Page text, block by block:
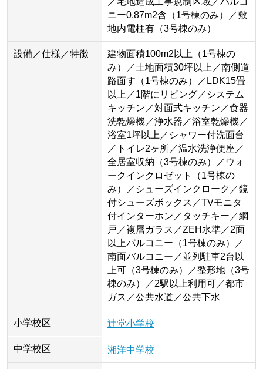
ニー0.87m2含（1号棟のみ）／敷
地内電柱有（3号棟のみ）
設備／仕様／特徴
建物面積100m2以上（1号棟の
み）／土地面積30坪以上／南側道
路面す（1号棟のみ）／LDK15畳
以上／1階にリビング／システム
キッチン／対面式キッチン／食器
洗乾燥機／浄水器／浴室乾燥機／
浴室1坪以上／シャワー付洗面台
／トイレ2ヶ所／温水洗浄便座／
全居室収納（3号棟のみ）／ウォ
ークインクロゼット（1号棟の
み）／シューズインクローク／鏡
付シューズボックス／TVモニタ
付インターホン／タッチキー／網
戸／複層ガラス／ZEH水準／2面
以上バルコニー（1号棟のみ）／
南面バルコニー／並列駐車2台以
上可（3号棟のみ）／整形地（3号
棟のみ）／2駅以上利用可／都市
ガス／公共水道／公共下水
小学校区 辻堂小学校
中学校区 湘洋中学校